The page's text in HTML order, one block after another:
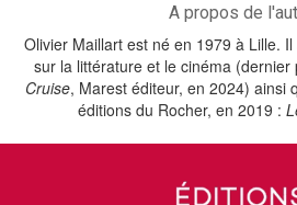
A propos de
Olivier Maillart est né en 1979 à Lille.
sur la littérature et le cinéma (dernier
Cruise, Marest éditeur, en 2024) ainsi
éditions du Rocher, en 2019 :